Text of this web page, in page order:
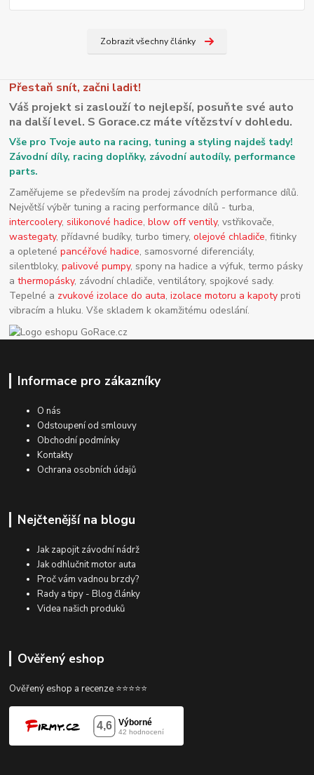
Zobrazit všechny články
Přestaň snít, začni ladit!
Váš projekt si zaslouží to nejlepší, posuňte své auto
na další level. S Gorace.cz máte vítězství v dohledu.
Vše pro Tvoje auto na racing, tuning a styling najdeš tady!
Závodní díly, racing doplňky, závodní autodíly, performance
parts.
Zaměřujeme se především na prodej závodních performance dílů.
Největší výběr tuning a racing performance dílů - turba,
intercoolery,silikonové hadice,blow off ventily, vstřikovače,
wastegaty, přídavné budíky, turbo timery,olejové chladiče, fitinky
a opletenépancéřové hadice, samosvorné diferenciály,
silentbloky,palivové pumpy, spony na hadice a výfuk, termo pásky
athermopásky, závodní chladiče, ventilátory, spojkové sady.
Tepelné a zvukové izolace do auta,izolace motoru a kapoty proti
vibracím a hluku. Vše skladem k okamžitému odeslání.
Informace pro zákazníky
O nás
Odstoupení od smlouvy
Obchodní podmínky
Kontakty
Ochrana osobních údajů
Nejčtenější na blogu
Jak zapojit závodní nádrž
Jak odhlučnit motor auta
Proč vám vadnou brzdy?
Rady a tipy - Blog články
Videa našich produků
Ověřený eshop
Ověřený eshop a recenze ⭐⭐⭐⭐⭐